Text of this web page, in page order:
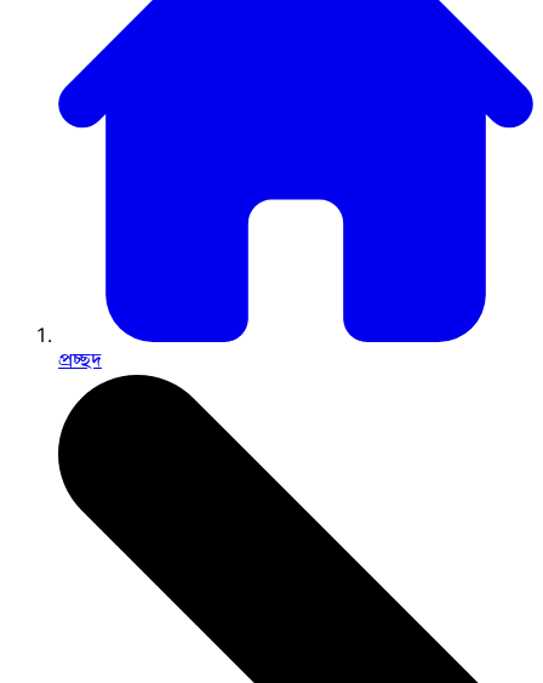
প্রচ্ছদ